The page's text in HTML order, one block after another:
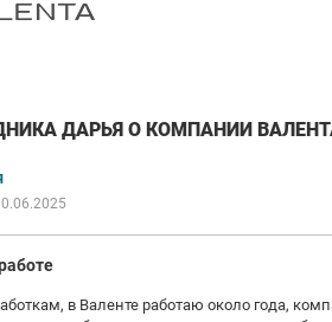
ДАРЬЯ О КОМПАНИИ
в Валенте работаю около года,